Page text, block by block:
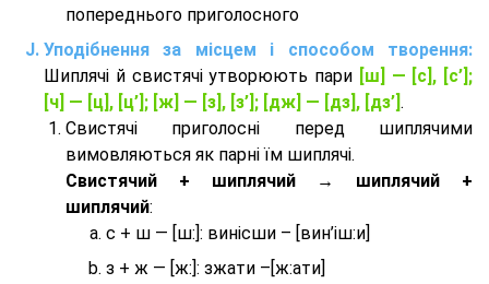
попереднього приголосного
Уподібнення за місцем і способом творення:
Шиплячі й свистячі утворюють пари [ш] — [c], [с’];
[ч] — [ц], [ц’]; [ж] — [з], [з’]; [дж] — [дз], [дз’] .
Свистячі приголосні перед шиплячими
вимовляються як парні їм шиплячі.
Cвистячий + шиплячий → шиплячий +
шиплячий:
с + ш — [ш:]: винісши – [вин’іш:и]
з + ж — [ж:]: зжати –[ж:ати]